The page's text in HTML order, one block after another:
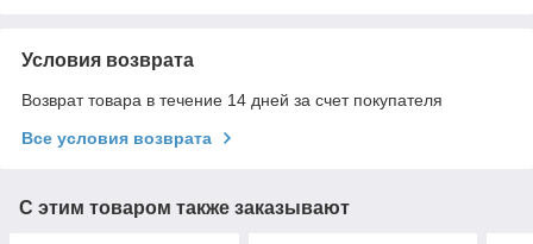
Условия возврата
Возврат товара в течение 14 дней за счет покупателя
Все условия возврата
С этим товаром также заказывают